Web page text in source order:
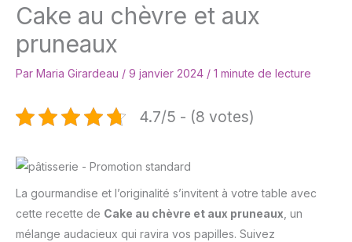
Cake au chèvre et aux
pruneaux
Par Maria Girardeau / 9 janvier 2024 / 1 minute de lecture
4.7/5 - (8 votes)
La gourmandise et l’originalité s’invitent à votre table avec
cette recette de Cake au chèvre et aux pruneaux , un
mélange audacieux qui ravira vos papilles. Suivez